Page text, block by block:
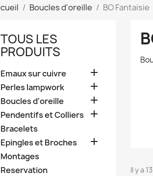
Boucles d'oreille BO Fantaisie
TOUS LES
PRODUITS
Emaux sur cuivre 
Perles lampwork 
Boucles d'oreille 
Pendentifs et Colliers 
Bracelets
Epingles et Broches

Montages
Reservation
Il y a